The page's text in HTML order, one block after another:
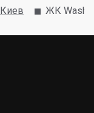
Киев ЖК